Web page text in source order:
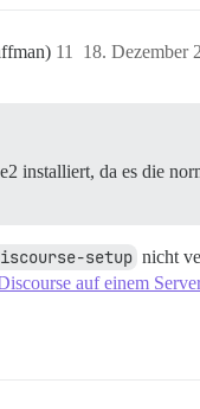
18. Dezember
11
installiert, da es die
setup nicht
auf einem